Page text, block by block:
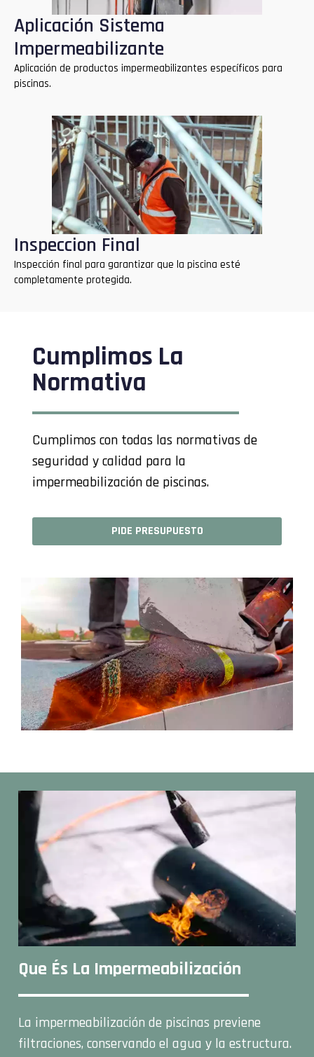
Aplicación Sistema
Impermeabilizante
Aplicación de productos impermeabilizantes específicos para
piscinas.
Inspeccion Final
Inspección final para garantizar que la piscina esté
completamente protegida.
Cumplimos La
Normativa
Cumplimos con todas las normativas de
seguridad y calidad para la
impermeabilización de piscinas.
PIDE PRESUPUESTO
Que És La Impermeabilización
La impermeabilización de piscinas previene
filtraciones, conservando el agua y la estructura.